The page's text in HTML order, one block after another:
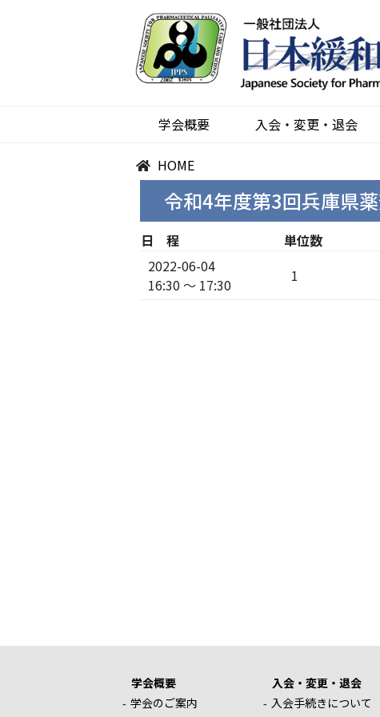
学会概要 入会・変更・退会
HOME
令和4年度第3回兵庫県
日 程 単位数
2022-06-04
16:30 ～ 17:30
1
学会概要
学会のご案内
入会・変更・退会
入会手続きについて